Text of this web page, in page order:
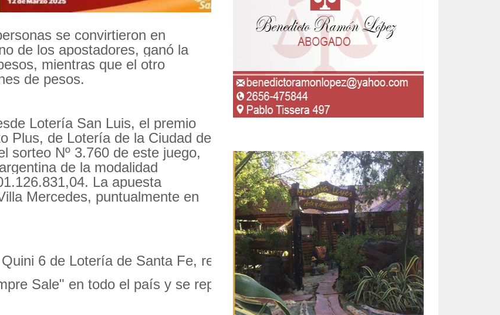
se convirtieron en
de los apostadores, ganó la
mientras que el otro
de pesos.
Lotería San Luis, el premio
Plus, de Lotería de la Ciudad de
sorteo Nº 3.760 de este juego,
de la modalidad
La apuesta
Mercedes, puntualmente en
6 de Lotería de Santa Fe, resultaron
Sale" en todo el país y se repartieron